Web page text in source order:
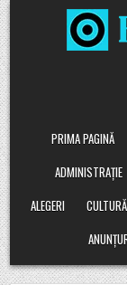
Skip
to
content
PRIMA PAGINĂ
ADMINISTRAȚIE
ALEGERI
CULTURĂ